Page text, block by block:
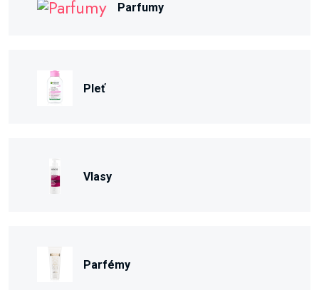
Parfumy
Pleť
Vlasy
Parfémy